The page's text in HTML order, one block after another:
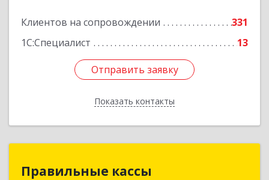
Клиентов на сопровождении
331
1С:Специалист
13
Отправить заявку
Показать контакты
Отправить заявку
Назад
Правильные кассы